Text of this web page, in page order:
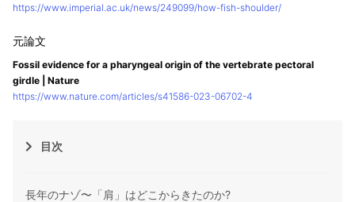
https://www.imperial.ac.uk/news/249099/how-fish-shoulder/
Fossil evidence for a pharyngeal origin of the vertebrate pectoral
girdle | Nature
https://www.nature.com/articles/s41586-023-06702-4
目次
長年のナゾ〜「肩」はどこからきたのか?